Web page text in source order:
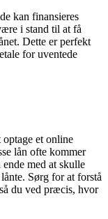
kan finansieres
i stand til at få
Dette er perfekt
for uventede
et online
lån ofte kommer
med at skulle
Sørg for at forstå
du ved præcis, hvor